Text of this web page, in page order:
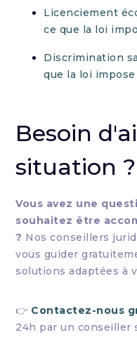
Licenciement
ce que la loi
Discrimination
que la loi
Besoin
situation ?
Vous avez une
souhaitez être
? Nos conseillers
vous guider
solutions adaptées à
👉 Contactez-nous
24h par un conseiller